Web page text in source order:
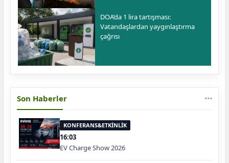
DOA’da 1 lira tartışması:
Vatandaşlardan yaygınlaştırma
çağrısı
Son Haberler
KONFERANS&ETKİNLİK
16:03
EV Charge Show 2026